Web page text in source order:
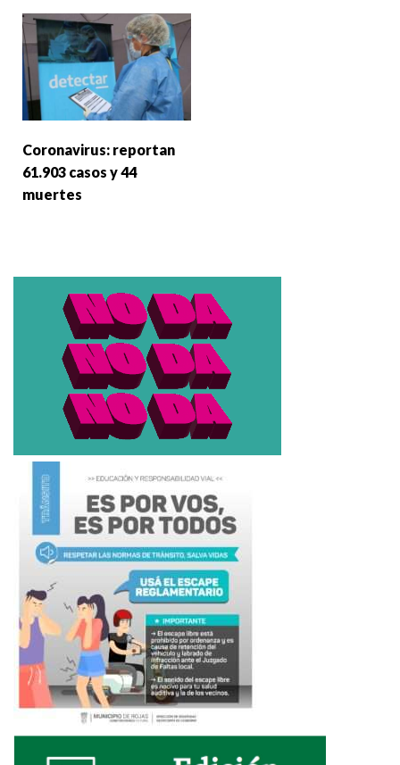
Coronavirus: reportan
61.903 casos y 44
muertes